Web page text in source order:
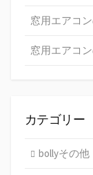
窓用エアコ
窓用エアコ
カテゴリー
bollyその他